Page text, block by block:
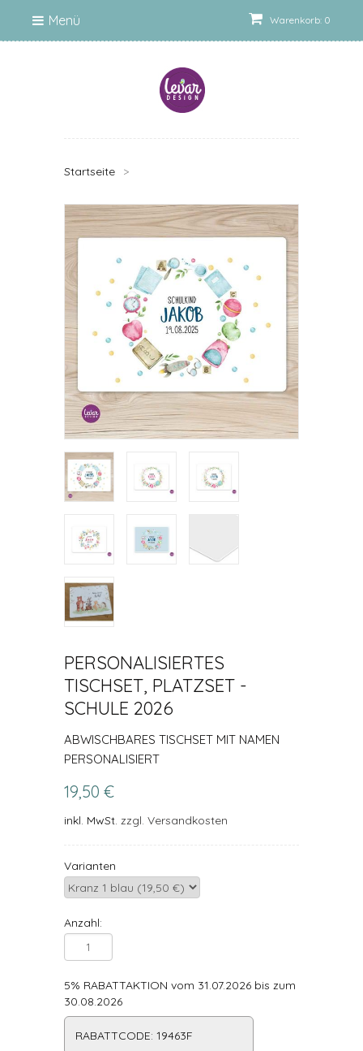
Warenkorb: 0
Menü
Startseite >
PERSONALISIERTES
TISCHSET, PLATZSET -
SCHULE 2026
ABWISCHBARES TISCHSET MIT NAMEN
PERSONALISIERT
19,50 €
inkl. MwSt. zzgl. Versandkosten
Varianten
Anzahl:
5% RABATTAKTION vom 31.07.2026 bis zum
30.08.2026
RABATTCODE: 19463F